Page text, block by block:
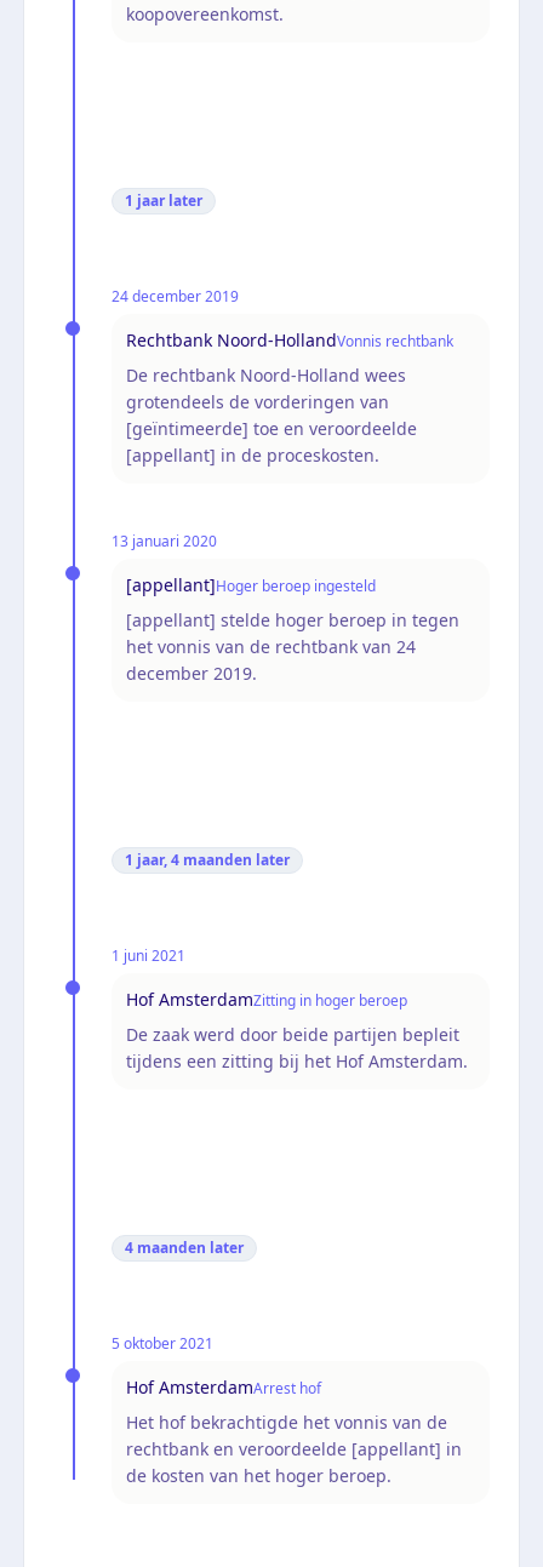
koopovereenkomst.
1 jaar later
24 december 2019
Rechtbank Noord-HollandVonnis rechtbank
De rechtbank Noord-Holland wees
grotendeels de vorderingen van
[geïntimeerde] toe en veroordeelde
[appellant] in de proceskosten.
13 januari 2020
[appellant]Hoger beroep ingesteld
[appellant] stelde hoger beroep in tegen
het vonnis van de rechtbank van 24
december 2019.
1 jaar, 4 maanden later
1 juni 2021
Hof AmsterdamZitting in hoger beroep
De zaak werd door beide partijen bepleit
tijdens een zitting bij het Hof Amsterdam.
4 maanden later
5 oktober 2021
Hof AmsterdamArrest hof
Het hof bekrachtigde het vonnis van de
rechtbank en veroordeelde [appellant] in
de kosten van het hoger beroep.